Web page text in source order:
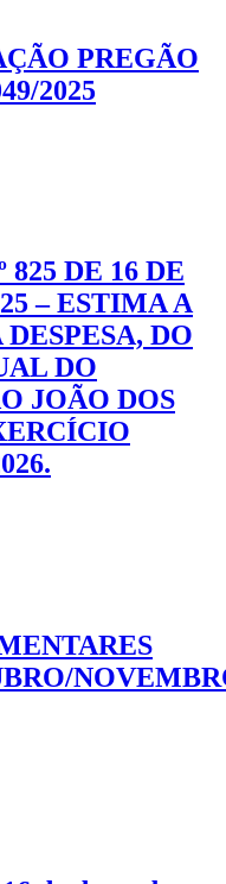
PREGÃO
2025
DE 16 DE
– ESTIMA A
DO
DO
JOÃO DOS